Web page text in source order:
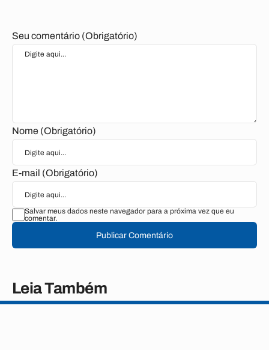
Seu comentário (Obrigatório)
Nome (Obrigatório)
E-mail (Obrigatório)
Salvar meus dados neste navegador para a próxima vez que eu
comentar.
Publicar Comentário
Leia Também